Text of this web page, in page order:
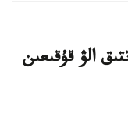
الۋ قۇقىعىن